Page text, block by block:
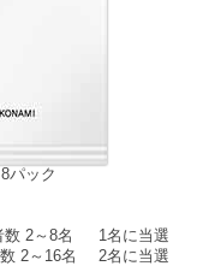
パック
数 2～8名
1名に当選
2～16名 2名に当選